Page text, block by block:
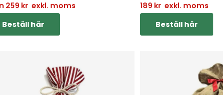
259 kr exkl. moms
Beställ här
189 kr exkl. moms
Beställ här